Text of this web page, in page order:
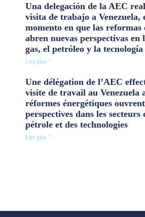
Una delegación de la AEC
visita de trabajo a Venezuela,
momento en que las reformas
abren nuevas perspectivas en
gas, el petróleo y la tecnología
Lire plus "
Une délégation de l’AEC
visite de travail au Venezuela
réformes énergétiques
perspectives dans les secteurs
pétrole et des technologies
Lire plus "